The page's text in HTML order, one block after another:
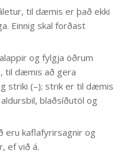
til dæmis er það ekki
Einnig skal forðast
og fylgja öðrum
til dæmis að gera
striki (–); strik er til dæmis
blaðsíðutöl og
eru kaflafyrirsagnir og
ef við á.